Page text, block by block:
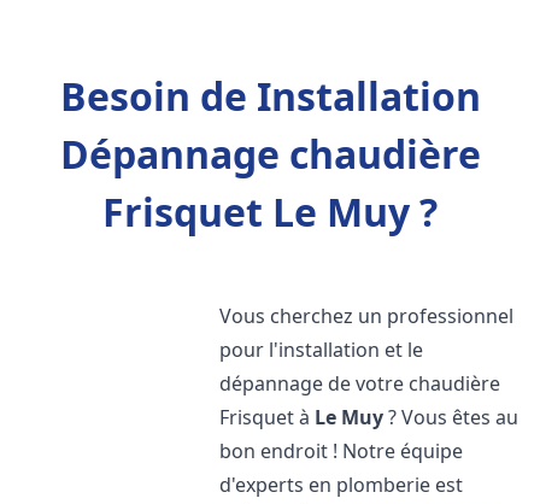
Besoin de Installation
Dépannage chaudière
Frisquet Le Muy ?
Vous cherchez un professionnel
pour l'installation et le
dépannage de votre chaudière
Frisquet à Le Muy? Vous êtes au
bon endroit ! Notre équipe
d'experts en plomberie est